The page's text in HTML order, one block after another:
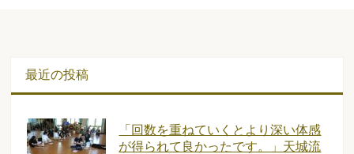
最近の投稿
「回数を重ねていくとより深い体感
が得られて良かったです。」天城流